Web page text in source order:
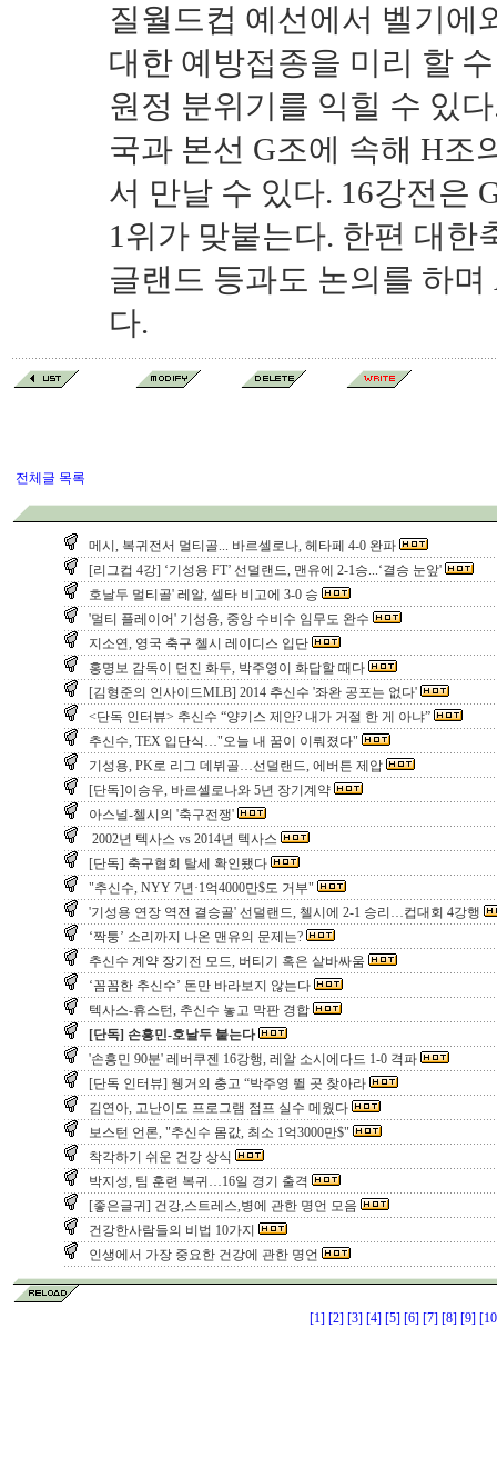
질월드컵 예선에서 벨기에
대한 예방접종을 미리 할
원정 분위기를 익힐 수 있
국과 본선 G조에 속해 H조
서 만날 수 있다. 16강전은
1위가 맞붙는다. 한편 대한
글랜드 등과도 논의를 하
다.
전체글 목록
메시, 복귀전서 멀티골... 바르셀로나, 헤타페 4-0 완파
[리그컵 4강] ‘기성용 FT’ 선덜랜드, 맨유에 2-1승...‘결승 눈앞'
호날두 멀티골' 레알, 셀타 비고에 3-0 승
'멀티 플레이어' 기성용, 중앙 수비수 임무도 완수
지소연, 영국 축구 첼시 레이디스 입단
홍명보 감독이 던진 화두, 박주영이 화답할 때다
[김형준의 인사이드MLB] 2014 추신수 '좌완 공포는 없다'
<단독 인터뷰> 추신수 “양키스 제안? 내가 거절 한 게 아냐”
추신수, TEX 입단식…"오늘 내 꿈이 이뤄졌다"
기성용, PK로 리그 데뷔골…선덜랜드, 에버튼 제압
[단독]이승우, 바르셀로나와 5년 장기계약
아스널-첼시의 '축구전쟁'
2002년 텍사스 vs 2014년 텍사스
[단독] 축구협회 탈세 확인됐다
"추신수, NYY 7년·1억4000만$도 거부"
'기성용 연장 역전 결승골' 선덜랜드, 첼시에 2-1 승리…컵대회 4강행
‘짝퉁’ 소리까지 나온 맨유의 문제는?
추신수 계약 장기전 모드, 버티기 혹은 샅바싸움
‘꼼꼼한 추신수’ 돈만 바라보지 않는다
텍사스-휴스턴, 추신수 놓고 막판 경합
[단독] 손흥민-호날두 붙는다
'손흥민 90분' 레버쿠젠 16강행, 레알 소시에다드 1-0 격파
[단독 인터뷰] 웽거의 충고 “박주영 뛸 곳 찾아라
김연아, 고난이도 프로그램 점프 실수 메웠다
보스턴 언론, "추신수 몸값, 최소 1억3000만$"
착각하기 쉬운 건강 상식
박지성, 팀 훈련 복귀…16일 경기 출격
[좋은글귀] 건강,스트레스,병에 관한 명언 모음
건강한사람들의 비법 10가지
인생에서 가장 중요한 건강에 관한 명언
[1] [2] [3] [4] [5] [6] [7] [8] [9]